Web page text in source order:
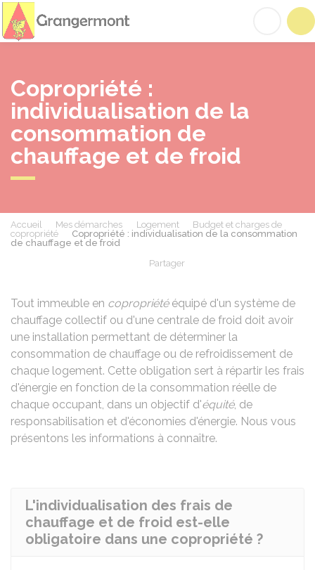
Copropriété :
individualisation de la
consommation de
chauffage et de froid
Accueil Mes démarches Logement
Budget et charges de
copropriété
Copropriété : individualisation de la consommation
de chauffage et de froid
Partager
Tout immeuble en copropriétééquipé d'un système de
chauffage collectif ou d'une centrale de froid doit avoir
une installation permettant de déterminer la
consommation de chauffage ou de refroidissement de
chaque logement. Cette obligation sert à répartir les frais
d'énergie en fonction de la consommation réelle de
chaque occupant, dans un objectif d'équité, de
responsabilisation et d'économies d'énergie. Nous vous
présentons les informations à connaître.
L'individualisation des frais de
chauffage et de froid est-elle
obligatoire dans une copropriété ?